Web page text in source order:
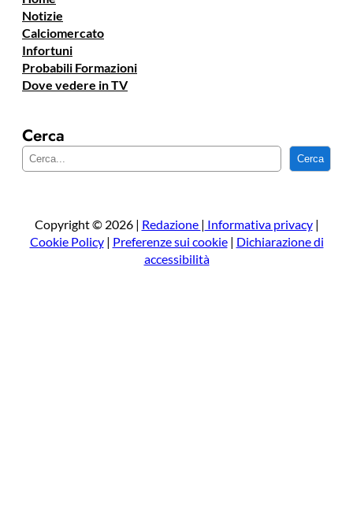
Notizie
Calciomercato
Infortuni
Probabili Formazioni
Dove vedere in TV
Cerca
e
a
Cerca
Copyright © 2026 | Redazione | Informativa privacy|
Cookie Policy| Preferenze sui cookie| Dichiarazione di
accessibilità